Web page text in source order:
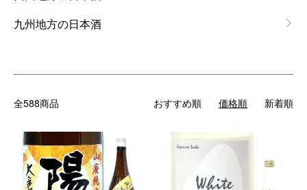
九州地方の日本酒
全588商品 おすすめ順 価格順 新着順